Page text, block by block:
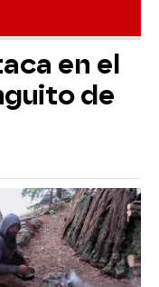
en el
de